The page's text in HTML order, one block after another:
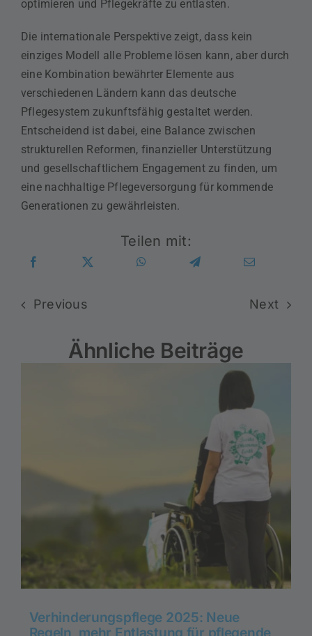
optimieren und Pflegekräfte zu entlasten.
Die internationale Perspektive zeigt, dass kein
einziges Modell alle Probleme lösen kann, aber durch
eine Kombination bewährter Elemente aus
verschiedenen Ländern kann das deutsche
Pflegesystem zukunftsfähig gestaltet werden.
Entscheidend ist dabei, eine Balance zwischen
strukturellen Reformen, finanzieller Unterstützung
und gesellschaftlichem Engagement zu finden, um
eine nachhaltige Pflegeversorgung für kommende
Generationen zu gewährleisten.
Teilen mit:
Previous Next
Ähnliche Beiträge
Verhinderungspflege 2025: Neue